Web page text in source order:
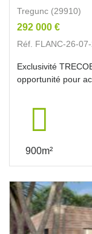
Tregunc (29910)
292 000 €
Réf. FLANC-26-
Exclusivité
opportunité pour
900m²